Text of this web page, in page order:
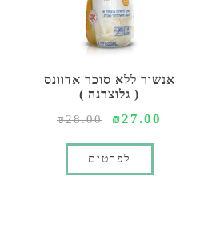
אנשור ללא סוכר אדוונס
( גלוצרנה )
₪27.00
₪28.00
לפרטים